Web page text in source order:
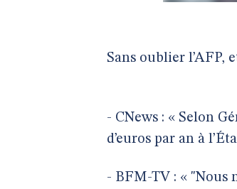
Sans oublier l’AFP,
- CNews : « Selon
d’euros par an à
- BFM-TV : « "Nous